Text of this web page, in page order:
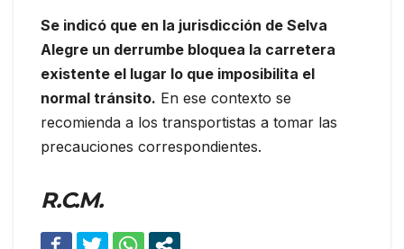
Se indicó que en la jurisdicción de Selva
Alegre un derrumbe bloquea la carretera
existente el lugar lo que imposibilita el
normal tránsito. En ese contexto se
recomienda a los transportistas a tomar las
precauciones correspondientes.
R.C.M.